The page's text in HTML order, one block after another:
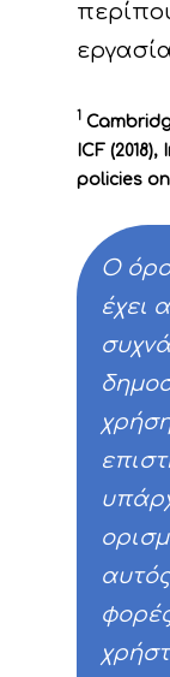
1
ICF
policies
Ο
έχει